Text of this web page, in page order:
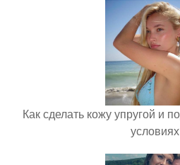
Как сделать кожу упругой и